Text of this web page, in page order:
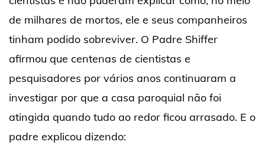
de milhares de mortos, ele e seus companheiros
tinham podido sobreviver. O Padre Shiffer
afirmou que centenas de cientistas e
pesquisadores por vários anos continuaram a
investigar por que a casa paroquial não foi
atingida quando tudo ao redor ficou arrasado. E o
padre explicou dizendo: